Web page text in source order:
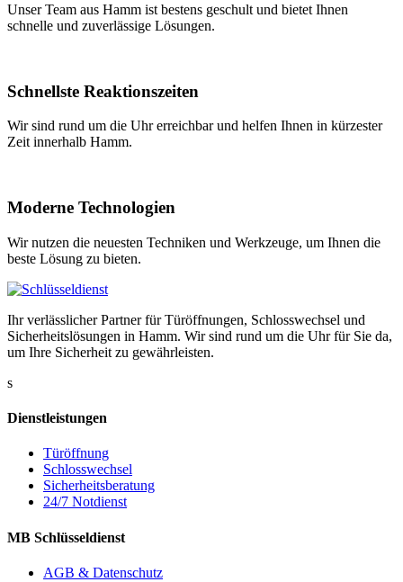
Unser Team aus Hamm ist bestens geschult und bietet Ihnen
schnelle und zuverlässige Lösungen.
Schnellste Reaktionszeiten
Wir sind rund um die Uhr erreichbar und helfen Ihnen in kürzester
Zeit innerhalb Hamm.
Moderne Technologien
Wir nutzen die neuesten Techniken und Werkzeuge, um Ihnen die
beste Lösung zu bieten.
Ihr verlässlicher Partner für Türöffnungen, Schlosswechsel und
Sicherheitslösungen in Hamm. Wir sind rund um die Uhr für Sie da,
um Ihre Sicherheit zu gewährleisten.
s
Dienstleistungen
Türöffnung
Schlosswechsel
Sicherheitsberatung
24/7 Notdienst
MB Schlüsseldienst
AGB & Datenschutz